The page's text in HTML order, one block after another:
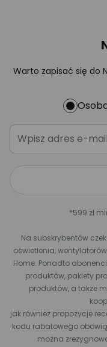
Warto zapisać się do
*599 zł
Na subskrybentów
oświetlenia,
Home. Ponadto
produktów, pakiety
produktów, a także
jak również propozycje
kodu rabatowego
można